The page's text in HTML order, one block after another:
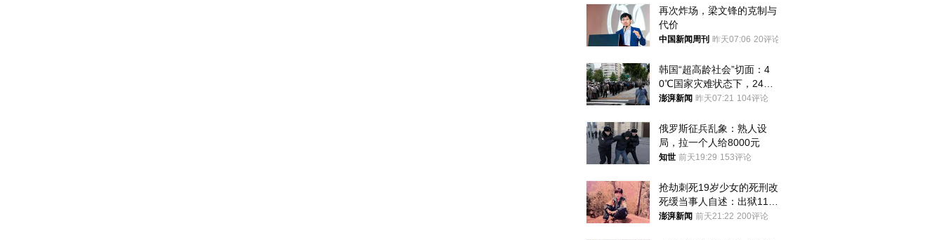
再次炸场，梁文锋的克制与
代价
中国新闻周刊 昨天07:06 20评论
韩国“超高龄社会”切面：4
0℃国家灾难状态下，2400
名首尔老人还在巷子里收废
澎湃新闻 昨天07:21 104评论
俄罗斯征兵乱象：熟人设
局，拉一个人给8000元
知世 前天19:29 153评论
抢劫刺死19岁少女的死刑改
死缓当事人自述：出狱11年
间始终刻意躲避被害人家属
澎湃新闻 前天21:22 200评论